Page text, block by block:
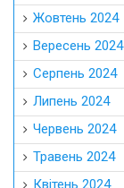
Жовтень 2024
Вересень 2024
Серпень 2024
Липень 2024
Червень 2024
Травень 2024